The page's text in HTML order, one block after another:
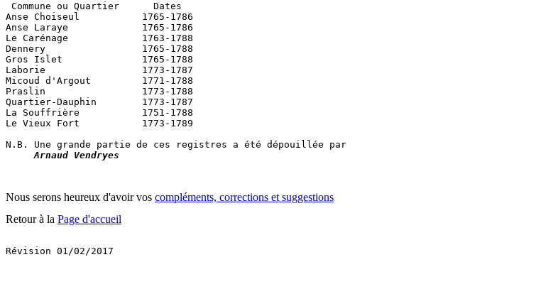
Commune ou Quartier      Dates
Anse Choiseul          	1765-1786
Anse Laraye             1765-1786
Le Carénage             1763-1788
Dennery                 1765-1788
Gros Islet              1765-1788
Laborie                 1773-1787
Micoud d'Argout         1771-1788
Praslin                 1773-1788
Quartier-Dauphin        1773-1787
La Souffrière           1751-1788
Le Vieux Fort           1773-1789
N.B. Une grande partie de ces registres a été dépouillée par
Arnaud Vendryes
Nous serons heureux d'avoir vos compléments, corrections et suggestions
Retour à la Page d'accueil